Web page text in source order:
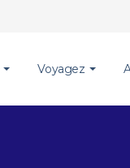
Voyagez